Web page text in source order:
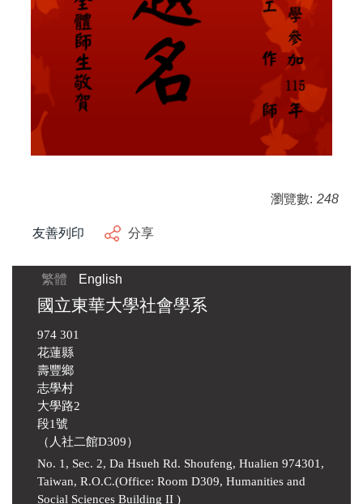
瀏覽數: 248
友善列印 分享
繁體 English
國立東華大學社會學系
974 301
花蓮縣
壽豐鄉
志學村
大學路2
段1號
（人社二館D309）
No. 1, Sec. 2, Da Hsueh Rd. Shoufeng, Hualien 974301,
Taiwan, R.O.C.(Office: Room D309, Humanities and
Social Sciences Building II )